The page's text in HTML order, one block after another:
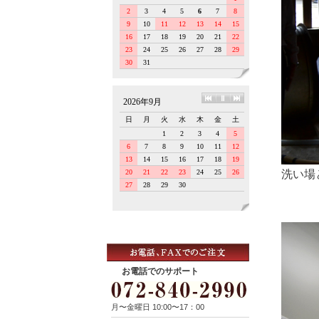
お電話でのサポート
月〜金曜日 10:00〜17：00
洗い場